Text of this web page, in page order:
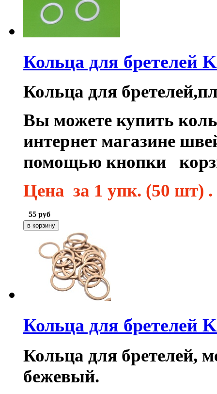
Кольца для бретелей
Кольца для
Вы можете купить
интернет магазине
помощью кнопки
Цена за 1 упк. (50 шт) .
55 руб
Кольца для бретелей
Кольца для бретелей,
бежевый.